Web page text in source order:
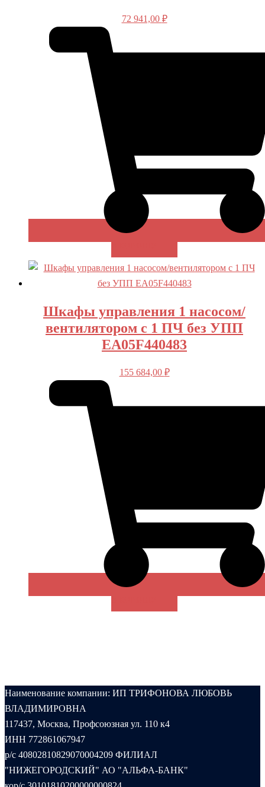
72 941,00 ₽
Шкафы управления 1 насосом/
вентилятором с 1 ПЧ без УПП
EA05F440483
155 684,00 ₽
Наименование компании: ИП ТРИФОНОВА ЛЮБОВЬ
ВЛАДИМИРОВНА
117437, Москва, Профсоюзная ул. 110 к4
ИНН 772861067947
р/с 40802810829070004209 ФИЛИАЛ
"НИЖЕГОРОДСКИЙ" АО "АЛЬФА-БАНК"